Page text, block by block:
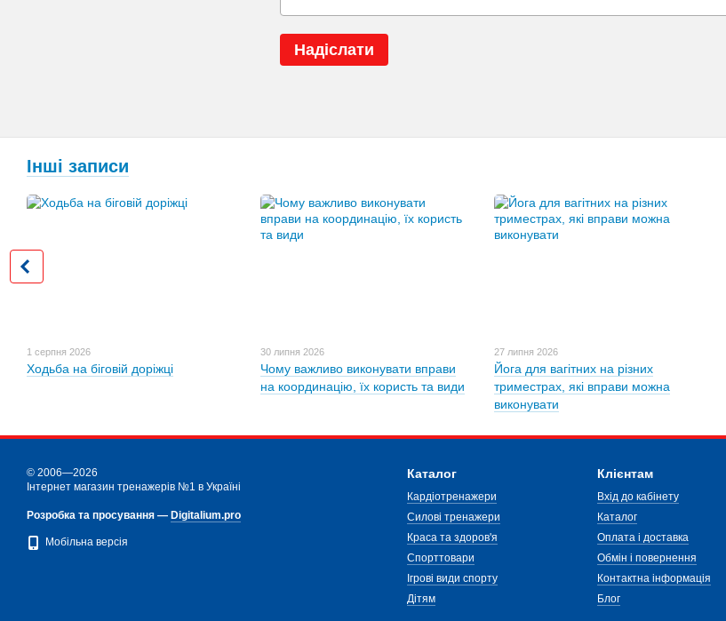
Надіслати
Інші записи
1 серпня 2026
Ходьба на біговій доріжці
30 липня 2026
Чому важливо виконувати вправи
на координацію, їх користь та види
27 липня 2026
Йога для вагітних на різних
триместрах, які вправи можна
виконувати
© 2006—2026
Інтернет магазин тренажерів №1 в Україні
Розробка та просування — Digitalium.pro
Мобільна версія
Каталог
Кардіотренажери
Силові тренажери
Краса та здоров'я
Спорттовари
Ігрові види спорту
Дітям
Клієнтам
Вхід до кабінету
Каталог
Оплата і доставка
Обмін і повернення
Контактна інформація
Блог